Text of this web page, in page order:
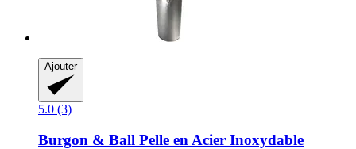
Ajouter
5.0 (3)
Burgon & Ball Pelle en Acier Inoxydable